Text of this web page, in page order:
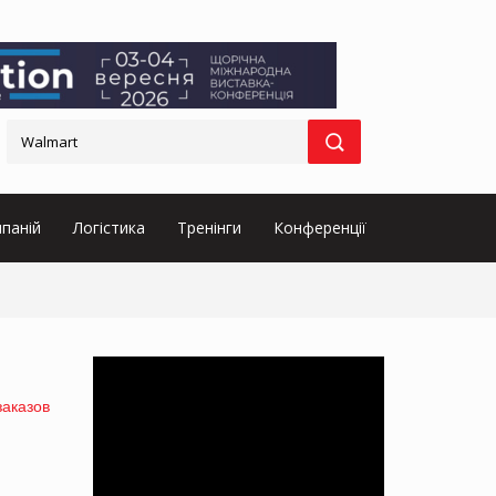
Логістика Тренінги Конференції